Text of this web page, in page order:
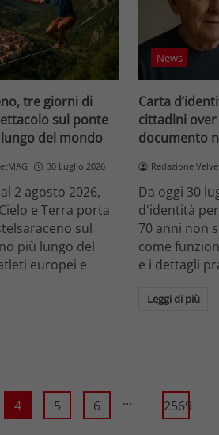
tre giorni di
sul ponte
del mondo
30 Luglio 2026
2 agosto 2026,
e Terra porta
sul
più lungo del
europei e
News
Carta
cittadini over
documento
Redazione
Da oggi 30
d'identità
70 anni non
come
e i dettagli
Leggi di più
4 5 6 ... 2569